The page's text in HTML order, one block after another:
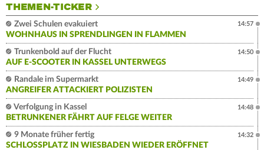
THEMEN-TICKER
Zwei Schulen evakuiert
WOHNHAUS IN SPRENDLINGEN IN FLAMMEN
14:57
Trunkenbold auf der Flucht
AUF E-SCOOTER IN KASSEL UNTERWEGS
14:50
Randale im Supermarkt
ANGREIFER ATTACKIERT POLIZISTEN
14:49
Verfolgung in Kassel
BETRUNKENER FÄHRT AUF FELGE WEITER
14:48
9 Monate früher fertig
SCHLOSSPLATZ IN WIESBADEN WIEDER ERÖFFNET
14:32